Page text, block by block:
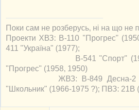
Поки сам не розберусь, ні на що не
Проекти ХВЗ: В-110 "Прогрес"
411 "Україна" (1977);
В-541 "Спорт" (1970);
"Прогрес" (1958, 1950)
ЖВЗ: В-849 Десна-2
"Школьник" (1966-1975 ?); ПВЗ: 21В